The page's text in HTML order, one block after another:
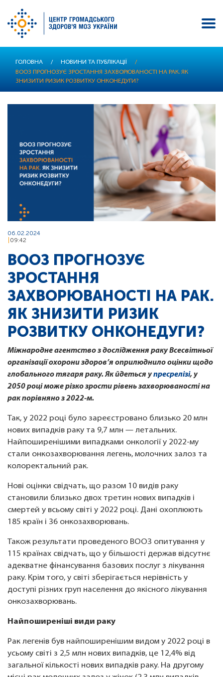
ГОЛОВНА / НОВИНИ ТА ПУБЛІКАЦІЇ
/
ВООЗ ПРОГНОЗУЄ ЗРОСТАННЯ ЗАХВОРЮВАНОСТІ НА РАК. ЯК
ЗНИЗИТИ РИЗИК РОЗВИТКУ ОНКОНЕДУГИ?
06.02.2024
09:42
ВООЗ ПРОГНОЗУЄ
ЗРОСТАННЯ
ЗАХВОРЮВАНОСТІ НА РАК.
ЯК ЗНИЗИТИ РИЗИК
РОЗВИТКУ ОНКОНЕДУГИ?
Міжнародне агентство з дослідження раку Всесвітньої
організації охорони здоров’я оприлюднило оцінки щодо
глобального тягаря раку. Як йдеться упресрелізі, у
2050 році може різко зрости рівень захворюваності на
рак порівняно з 2022-м.
Так, у 2022 році було зареєстровано близько 20 млн
нових випадків раку та 9,7 млн — летальних.
Найпоширенішими випадками онкології у 2022-му
стали онкозахворювання легень, молочних залоз та
колоректальний рак.
Нові оцінки свідчать, що разом 10 видів раку
становили близько двох третин нових випадків і
смертей у всьому світі у 2022 році. Дані охоплюють
185 країн і 36 онкозахворювань.
Також результати проведеного ВООЗ опитування у
115 країнах свідчать, що у більшості держав відсутнє
адекватне фінансування базових послуг з лікування
раку. Крім того, у світі зберігається нерівність у
доступі різних груп населення до якісного лікування
онкозахворювань.
Найпоширеніші види раку
Рак легенів був найпоширенішим видом у 2022 році в
усьому світі з 2,5 млн нових випадків, це 12,4% від
загальної кількості нових випадків раку. На другому